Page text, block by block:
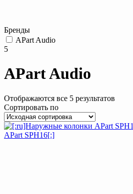
Бренды
APart Audio
5
APart Audio
Отображаются все 5 результатов
Сортировать по